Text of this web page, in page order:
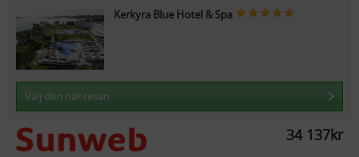
Kerkyra Blue Hotel & Spa
Välj den här resan
34 137kr